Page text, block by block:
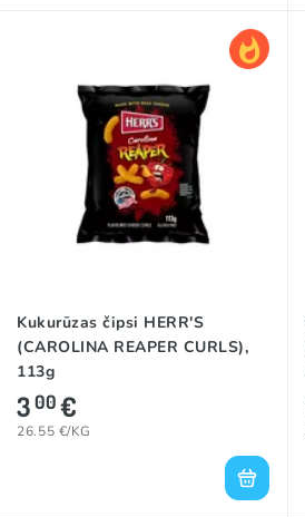
Kukurūzas čipsi HERR'S
(CAROLINA REAPER CURLS),
113g
300€
26.55 €/KG